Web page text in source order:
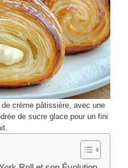
crème pâtissière, avec une
de sucre glace pour un fini